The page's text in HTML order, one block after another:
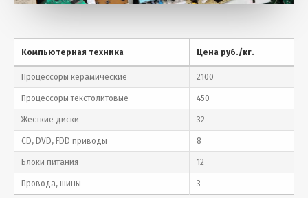
Компьютерная техника Цена руб./кг.
Процессоры керамические 2100
Процессоры текстолитовые 450
Жесткие диски 32
CD, DVD, FDD приводы 8
Блоки питания 12
Провода, шины 3